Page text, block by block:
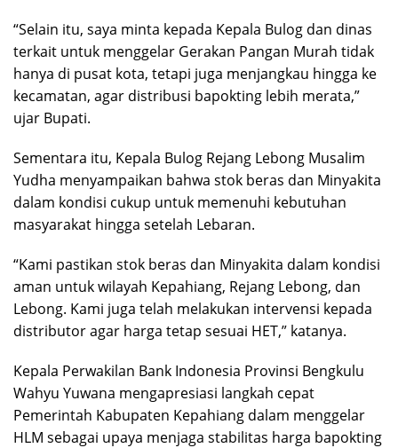
“Selain itu, saya minta kepada Kepala Bulog dan dinas
terkait untuk menggelar Gerakan Pangan Murah tidak
hanya di pusat kota, tetapi juga menjangkau hingga ke
kecamatan, agar distribusi bapokting lebih merata,”
ujar Bupati.
Sementara itu, Kepala Bulog Rejang Lebong Musalim
Yudha menyampaikan bahwa stok beras dan Minyakita
dalam kondisi cukup untuk memenuhi kebutuhan
masyarakat hingga setelah Lebaran.
“Kami pastikan stok beras dan Minyakita dalam kondisi
aman untuk wilayah Kepahiang, Rejang Lebong, dan
Lebong. Kami juga telah melakukan intervensi kepada
distributor agar harga tetap sesuai HET,” katanya.
Kepala Perwakilan Bank Indonesia Provinsi Bengkulu
Wahyu Yuwana mengapresiasi langkah cepat
Pemerintah Kabupaten Kepahiang dalam menggelar
HLM sebagai upaya menjaga stabilitas harga bapokting